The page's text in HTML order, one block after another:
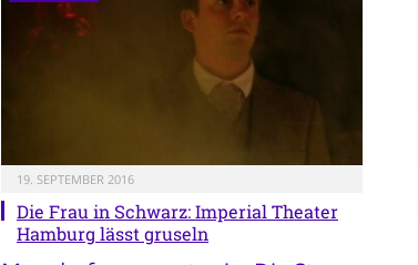
19. SEPTEMBER 2016
Die Frau in Schwarz: Imperial Theater
Hamburg lässt gruseln